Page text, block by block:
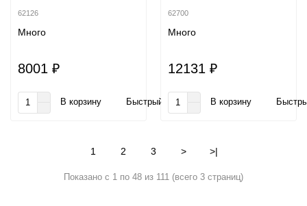
62126
Много
8001 ₽
В корзину Быстрый заказ
62700
Много
12131 ₽
В корзину
1 2 3 > >|
Показано с 1 по 48 из 111 (всего 3 страниц)